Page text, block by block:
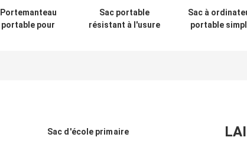
Portemanteau
portable pour
Sac portable
résistant à l'usure
Sac à
portable
Sac d'école primaire